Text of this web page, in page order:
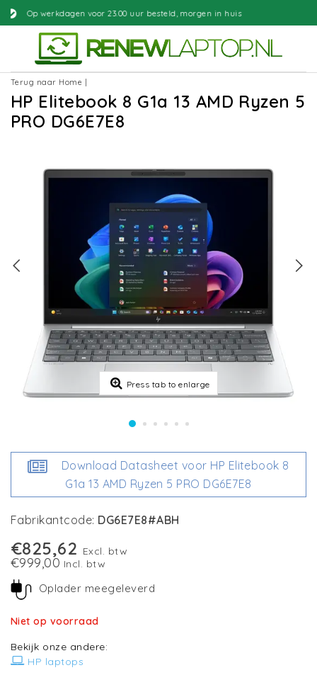
uur besteld, morgen in huis
Terug naar Home
HP Elitebook 8 G1a 13 AMD Ryzen 5
PRO DG6E7E8
Press tab to enlarge
Download Datasheet voor HP Elitebook 8
G1a 13 AMD Ryzen 5 PRO DG6E7E8
Fabrikantcode: DG6E7E8#ABH
€825,62 Excl. btw
€999,00 Incl. btw
Oplader meegeleverd
Niet op voorraad
Bekijk onze andere:
HP laptops